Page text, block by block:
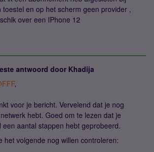
toestel en op het scherm geen provider ,
over een IPhone 12
antwoord door Khadija
,
voor je bericht. Vervelend dat je nog
hebt. Goed om te lezen dat je
een aantal stappen hebt geprobeerd.
het volgende nog willen controleren: